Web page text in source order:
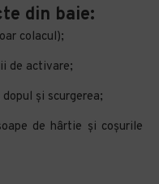
din baie:
colacul);
de activare;
și scurgerea;
de hârtie și coșurile